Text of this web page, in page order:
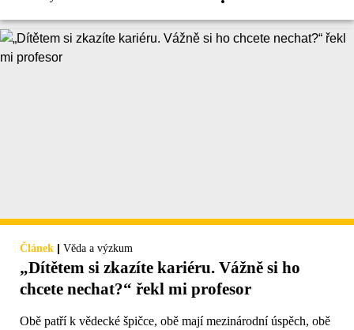
Článek | Věda a výzkum
„Dítětem si zkazíte kariéru. Vážně si ho
chcete nechat?“ řekl mi profesor
Obě patří k vědecké špičce, obě mají mezinárodní úspěch, obě